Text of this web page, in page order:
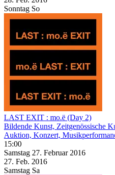
Sonntag So
LAST EXIT : mo.ë (Day 2)
Bildende Kunst, Zeitgenössische
Auktion, Konzert,
15:00
Samstag 27. Februar 2016
27. Feb. 2016
Samstag Sa